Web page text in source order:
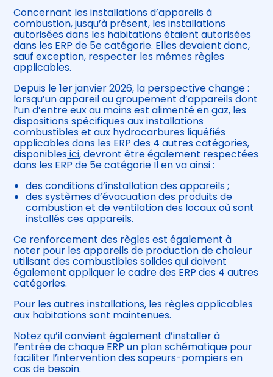
Concernant les installations d’appareils à
combustion, jusqu’à présent, les installations
autorisées dans les habitations étaient autorisées
dans les ERP de 5e catégorie. Elles devaient donc,
sauf exception, respecter les mêmes règles
applicables.
Depuis le 1er janvier 2026, la perspective change :
lorsqu’un appareil ou groupement d’appareils dont
l’un d’entre eux au moins est alimenté en gaz, les
dispositions spécifiques aux installations
combustibles et aux hydrocarbures liquéfiés
applicables dans les ERP des 4 autres catégories,
disponiblesici, devront être également respectées
dans les ERP de 5e catégorie Il en va ainsi :
des conditions d’installation des appareils ;
des systèmes d’évacuation des produits de
combustion et de ventilation des locaux où sont
installés ces appareils.
Ce renforcement des règles est également à
noter pour les appareils de production de chaleur
utilisant des combustibles solides qui doivent
également appliquer le cadre des ERP des 4 autres
catégories.
Pour les autres installations, les règles applicables
aux habitations sont maintenues.
Notez qu’il convient également d’installer à
l’entrée de chaque ERP un plan schématique pour
faciliter l’intervention des sapeurs-pompiers en
cas de besoin.